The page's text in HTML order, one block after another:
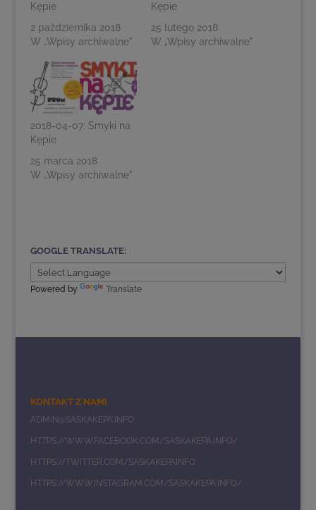
Kępie
2 października 2018
W „Wpisy archiwalne"
Kępie
25 lutego 2018
W „Wpisy archiwalne"
2018-04-07: Smyki na
Kępie
25 marca 2018
W „Wpisy archiwalne"
GOOGLE TRANSLATE:
Powered by Translate
KONTAKT Z NAMI
ADMIN@SASKAKEPA.INFO
HTTPS://WWW.FACEBOOK.COM/SASKAKEPA.INFO/
HTTPS://TWITTER.COM/SASKAKEPAINFO
HTTPS://WWW.INSTAGRAM.COM/SASKAKEPA.INFO/